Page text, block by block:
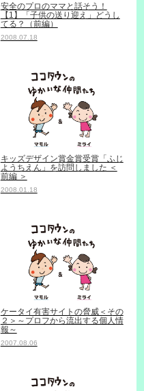
安全のプロのママと話そう！
【1】「子供の送り迎え」どうし
てる？（前編）
2008.07.18
キッズデザイン賞金賞受賞「ふじ
ようちえん」を訪問しました ＜
前編 ＞
2008.01.18
ケータイ有害サイトの脅威＜その
２＞～プロフから流出する個人情
報～
2007.08.06